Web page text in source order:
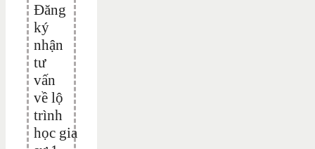
Đăng
ký
nhận
tư
vấn
về lộ
trình
học gia